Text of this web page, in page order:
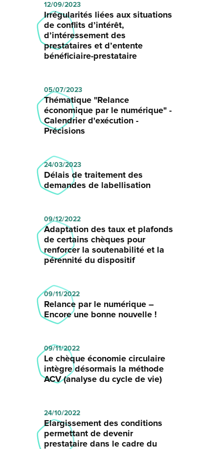
12/09/2023
Irrégularités liées aux situations
de conflits d’intérêt,
d’intéressement des
prestataires et d’entente
bénéficiaire-prestataire
05/07/2023
Thématique "Relance
économique par le numérique" -
Calendrier d'exécution -
Précisions
24/03/2023
Délais de traitement des
demandes de labellisation
09/12/2022
Adaptation des taux et plafonds
de certains chèques pour
renforcer la soutenabilité et la
pérennité du dispositif
09/11/2022
Relance par le numérique –
Encore une bonne nouvelle !
09/11/2022
Le chèque économie circulaire
intègre désormais la méthode
ACV (analyse du cycle de vie)
24/10/2022
Elargissement des conditions
permettant de devenir
prestataire dans le cadre du